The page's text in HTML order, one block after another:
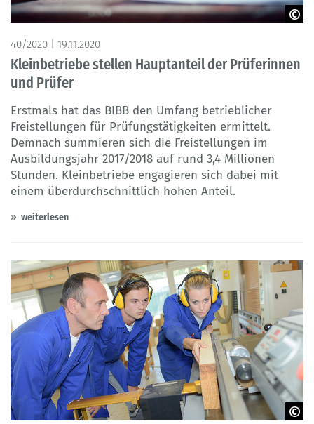
© Adobe Stock- arrowsmith2
40/2020 | 19.11.2020
Kleinbetriebe stellen Hauptanteil der Prüferinnen
und Prüfer
Erstmals hat das BIBB den Umfang betrieblicher
Freistellungen für Prüfungstätigkeiten ermittelt.
Demnach summieren sich die Freistellungen im
Ausbildungsjahr 2017/2018 auf rund 3,4 Millionen
Stunden. Kleinbetriebe engagieren sich dabei mit
einem überdurchschnittlich hohen Anteil.
weiterlesen